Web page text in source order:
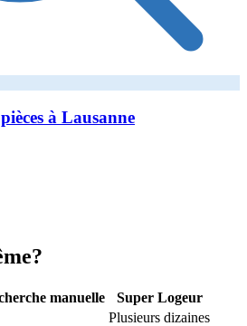
à Lausanne
manuelle
Super Logeur
Plusieurs dizaines